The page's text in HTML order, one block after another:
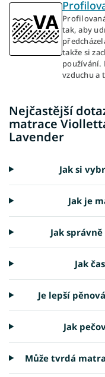
tak, aby
takže si
používání.
vzduchu a
Nejčastější
matrace
Lavender
Jak si
Jak je
Jak
Jak
Je lepší
Jak
Může tvrdá